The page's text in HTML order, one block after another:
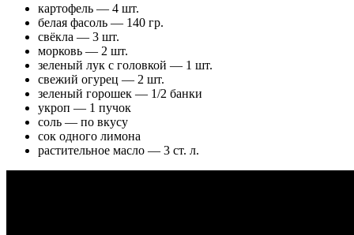
картофель — 4 шт.
белая фасоль — 140 гр.
свёкла — 3 шт.
морковь — 2 шт.
зеленый лук с головкой — 1 шт.
свежий огурец — 2 шт.
зеленый горошек — 1/2 банки
укроп — 1 пучок
соль — по вкусу
сок одного лимона
растительное масло — 3 ст. л.